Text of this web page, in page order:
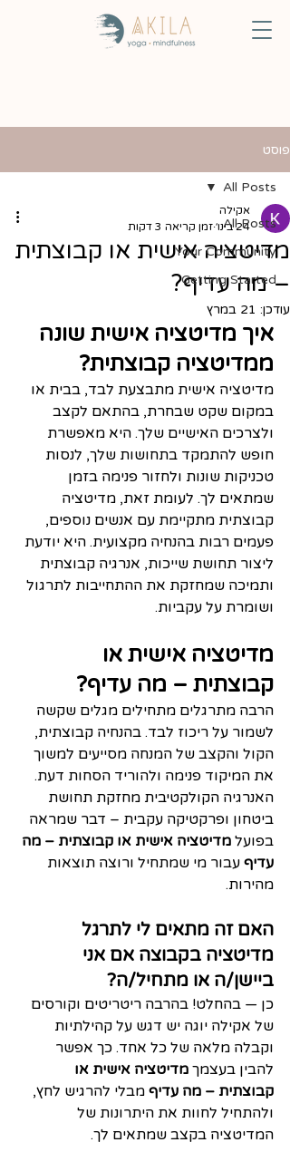
פוסט
All Posts
Your Community
Getting Started
All Posts
מדיטציה אישית או קבוצתית
– מה עדיף?
אקילה
24 בינו׳
זמן קריאה 3 דקות
עודכן: 21 במרץ
איך מדיטציה אישית שונה
ממדיטציה קבוצתית?
מדיטציה אישית מתבצעת לבד, בבית או
במקום שקט שבחרת, בהתאם לקצב
ולצרכים האישיים שלך. היא מאפשרת
חופש להתמקד בתחושות שלך, לנסות
טכניקות שונות ולחזור פנימה בזמן
שמתאים לך. לעומת זאת, מדיטציה
קבוצתית מתקיימת עם אנשים נוספים,
פעמים רבות בהנחיה מקצועית. היא יודעת
ליצור תחושת שייכות, אנרגיה קבוצתית
ותמיכה שמחזקת את ההתחייבות לתרגול
ושומרת על עקביות.
מדיטציה אישית או
קבוצתית – מה עדיף?
הרבה מתרגלים מתחילים מגלים שקשה
לשמור על ריכוז לבד. בהנחיה קבוצתית,
הקול והקצב של המנחה מסייעים למשוך
את המיקוד פנימה ולהוריד הסחות דעת.
האנרגיה הקולקטיבית מחזקת תחושת
ביטחון ופרקטיקה עקבית – דבר שמראה
בפועל מדיטציה אישית או קבוצתית – מה
עדיף עבור מי שמתחיל ורוצה תוצאות
מהירות.
האם זה מתאים לי לתרגל
מדיטציה בקבוצה אם אני
ביישן/ה או מתחיל/ה?
כן — בהחלט! בהרבה ריטריטים וקורסים
של אקילה יוגה יש דגש על קהילתיות
וקבלה מלאה של כל אחד. כך אפשר
להבין בעצמך מדיטציה אישית או
קבוצתית – מה עדיף מבלי להרגיש לחץ,
ולהתחיל לחוות את היתרונות של
המדיטציה בקצב שמתאים לך.